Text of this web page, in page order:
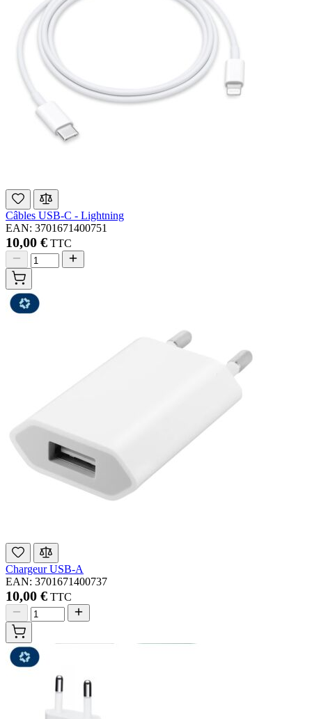
Câbles USB-C - Lightning
EAN: 3701671400751
10,00 € TTC
Chargeur USB-A
EAN: 3701671400737
10,00 € TTC